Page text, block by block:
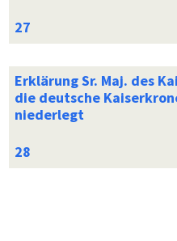
Erklärung Sr. Maj. des
die deutsche
niederlegt